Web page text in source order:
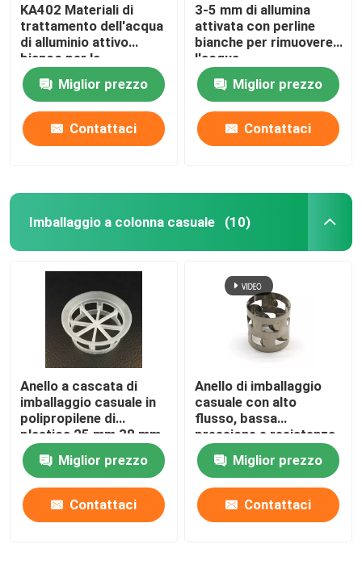
KA402 Materiali di
trattamento dell'acqua
di alluminio attivo
bianco per la
defluorazione
Miglior prezzo
Contattaci
3-5 mm di allumina
attivata con perline
bianche per rimuovere
l'acqua
dall'asciugatrice ad
aria
Miglior prezzo
Contattaci
Imballaggio a colonna casuale (10)
Anello a cascata di
imballaggio casuale in
polipropilene di
plastica 25 mm 38 mm
50 mm 76 mm
Miglior prezzo
Contattaci
Anello di imballaggio
casuale con alto
flusso, bassa
pressione e resistenza
Miglior prezzo
Contattaci